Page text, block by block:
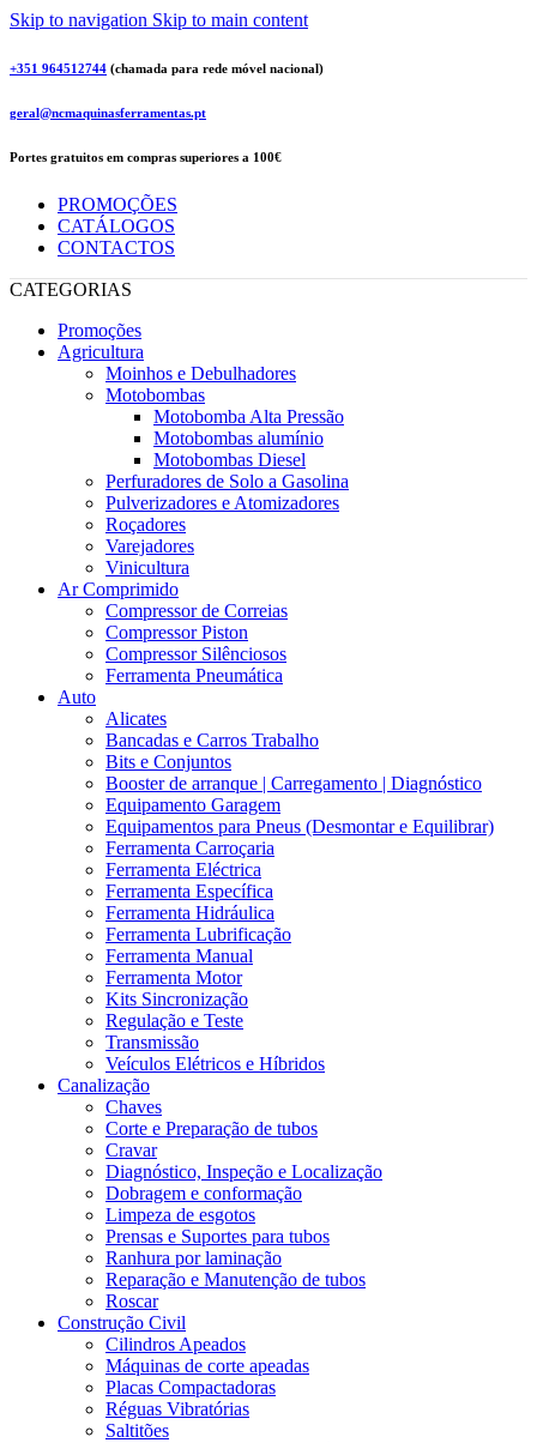
Skip to navigation Skip to main content
+351 964512744 (chamada para rede móvel nacional)
geral@ncmaquinasferramentas.pt
Portes gratuitos em compras superiores a 100€
PROMOÇÕES
CATÁLOGOS
CONTACTOS
CATEGORIAS
Promoções
Agricultura
Moinhos e Debulhadores
Motobombas
Motobomba Alta Pressão
Motobombas alumínio
Motobombas Diesel
Perfuradores de Solo a Gasolina
Pulverizadores e Atomizadores
Roçadores
Varejadores
Vinicultura
Ar Comprimido
Compressor de Correias
Compressor Piston
Compressor Silênciosos
Ferramenta Pneumática
Auto
Alicates
Bancadas e Carros Trabalho
Bits e Conjuntos
Booster de arranque | Carregamento | Diagnóstico
Equipamento Garagem
Equipamentos para Pneus (Desmontar e Equilibrar)
Ferramenta Carroçaria
Ferramenta Eléctrica
Ferramenta Específica
Ferramenta Hidráulica
Ferramenta Lubrificação
Ferramenta Manual
Ferramenta Motor
Kits Sincronização
Regulação e Teste
Transmissão
Veículos Elétricos e Híbridos
Canalização
Chaves
Corte e Preparação de tubos
Cravar
Diagnóstico, Inspeção e Localização
Dobragem e conformação
Limpeza de esgotos
Prensas e Suportes para tubos
Ranhura por laminação
Reparação e Manutenção de tubos
Roscar
Construção Civil
Cilindros Apeados
Máquinas de corte apeadas
Placas Compactadoras
Réguas Vibratórias
Saltitões